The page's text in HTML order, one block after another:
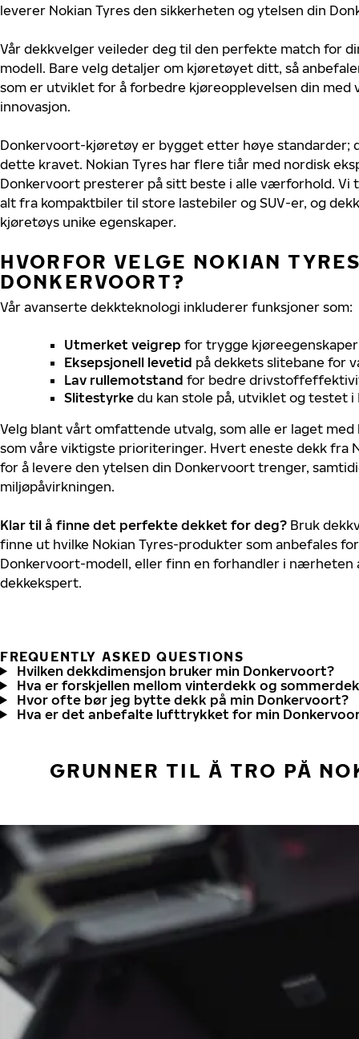
leverer Nokian Tyres den sikkerheten og ytelsen din
Vår dekkvelger veileder deg til den perfekte match for
modell. Bare velg detaljer om kjøretøyet ditt, så
som er utviklet for å forbedre kjøreopplevelsen din med
innovasjon.
Donkervoort-kjøretøy er bygget etter høye standarder;
dette kravet. Nokian Tyres har flere tiår med nordisk
Donkervoort presterer på sitt beste i alle værforhold. Vi
alt fra kompaktbiler til store lastebiler og SUV-er, og
kjøretøys unike egenskaper.
HVORFOR VELGE NOKIAN
DONKERVOORT?
Vår avanserte dekkteknologi inkluderer funksjoner som:
Utmerket veigrep for trygge
Eksepsjonell levetid på dekkets slitebane for
Lav rullemotstand for bedre
Slitestyrke du kan stole på, utviklet og testet i
Velg blant vårt omfattende utvalg, som alle er laget
som våre viktigste prioriteringer. Hvert eneste dekk fra
for å levere den ytelsen din Donkervoort trenger,
miljøpåvirkningen.
Klar til å finne det perfekte dekket for deg? Bruk
finne ut hvilke Nokian Tyres-produkter som anbefales
Donkervoort-modell, eller finn en forhandler i nærheten
dekkekspert.
FREQUENTLY ASKED QUESTIONS
Hvilken dekkdimensjon bruker min Donkervoort?
Hva er forskjellen mellom vinterdekk og
Hvor ofte bør jeg bytte dekk på min Donkervoort?
Hva er det anbefalte lufttrykket for min
GRUNNER TIL Å TRO PÅ